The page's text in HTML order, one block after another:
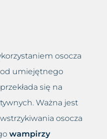
osocza
od umiejętnego
się na
Ważna jest
osocza
wampirzy